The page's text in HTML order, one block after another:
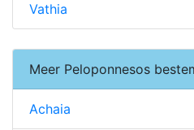
Vathia
Meer Peloponnesos
Achaia